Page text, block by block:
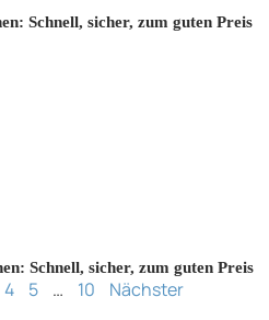
Schnell, sicher, zum guten Preis
Schnell, sicher, zum guten Preis
4 5 … 10 Nächster